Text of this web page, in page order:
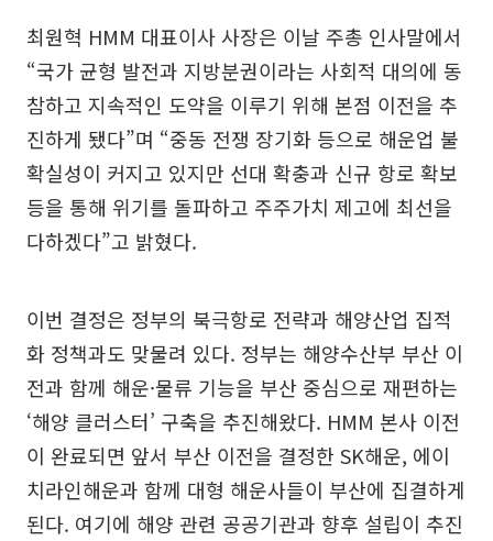
최원혁 HMM 대표이사 사장은 이날 주총 인사말에서
“국가 균형 발전과 지방분권이라는 사회적 대의에 동
참하고 지속적인 도약을 이루기 위해 본점 이전을 추
진하게 됐다”며 “중동 전쟁 장기화 등으로 해운업 불
확실성이 커지고 있지만 선대 확충과 신규 항로 확보
등을 통해 위기를 돌파하고 주주가치 제고에 최선을
다하겠다”고 밝혔다.
이번 결정은 정부의 북극항로 전략과 해양산업 집적
화 정책과도 맞물려 있다. 정부는 해양수산부 부산 이
전과 함께 해운·물류 기능을 부산 중심으로 재편하는
‘해양 클러스터’ 구축을 추진해왔다. HMM 본사 이전
이 완료되면 앞서 부산 이전을 결정한 SK해운, 에이
치라인해운과 함께 대형 해운사들이 부산에 집결하게
된다. 여기에 해양 관련 공공기관과 향후 설립이 추진